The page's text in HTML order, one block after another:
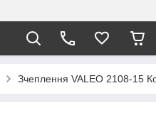
Зчеплення VALEO 2108-15